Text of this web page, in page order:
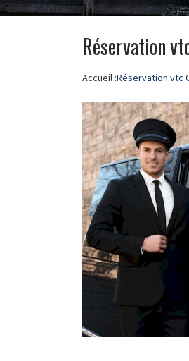
Réservation
Accueil :Réservation vtc